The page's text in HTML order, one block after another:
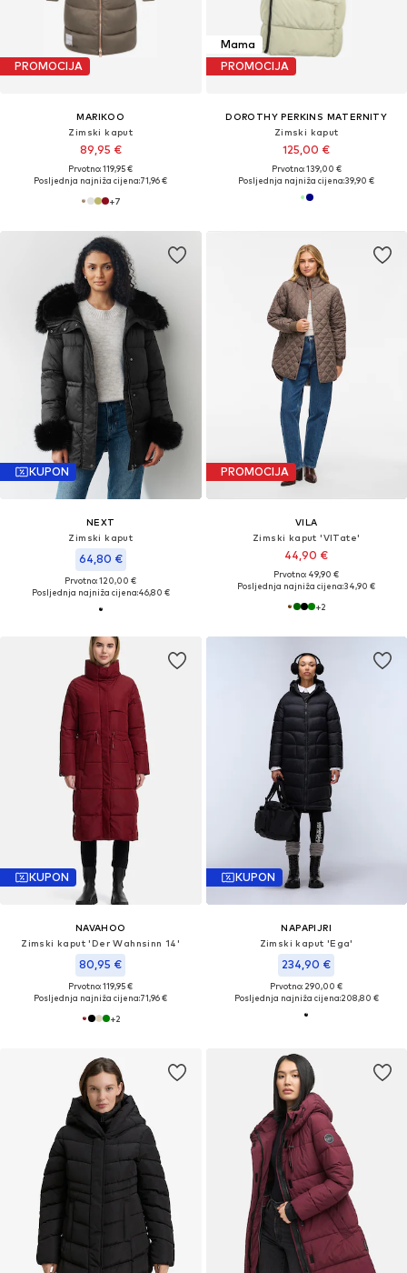
PROMOCIJA
MARIKOO
Zimski kaput
89,95 €
Prvotno: 119,95 €
Posljednja najniža cijena:71,96 €
+7
Mama
PROMOCIJA
DOROTHY PERKINS MATERNITY
Zimski kaput
125,00 €
Prvotno: 139,00 €
Posljednja najniža cijena:39,90 €
KUPON
NEXT
Zimski kaput
64,80 €
Prvotno: 120,00 €
Posljednja najniža cijena:46,80 €
PROMOCIJA
VILA
Zimski kaput 'VITate'
44,90 €
Prvotno: 49,90 €
Posljednja najniža cijena:34,90 €
+2
KUPON
NAVAHOO
Zimski kaput 'Der Wahnsinn 14'
80,95 €
Prvotno: 119,95 €
Posljednja najniža cijena:71,96 €
+2
KUPON
NAPAPIJRI
Zimski kaput 'Ega'
234,90 €
Prvotno: 290,00 €
Posljednja najniža cijena:208,80 €